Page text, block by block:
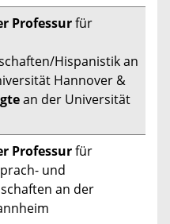
Professurfür
Hispanistik an
Hannover &
an der Universität
Professurfür
und
an der